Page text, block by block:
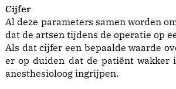
Cijfer
Al deze parameters samen worden
dat de artsen tijdens de operatie op
Als dat cijfer een bepaalde waarde
er op duiden dat de patiënt wakker
anesthesioloog ingrijpen.